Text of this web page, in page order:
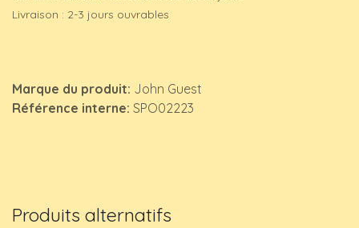
Livraison : 2-3 jours ouvrables
Marque du produit: John Guest
Référence interne: SPO02223
Produits alternatifs